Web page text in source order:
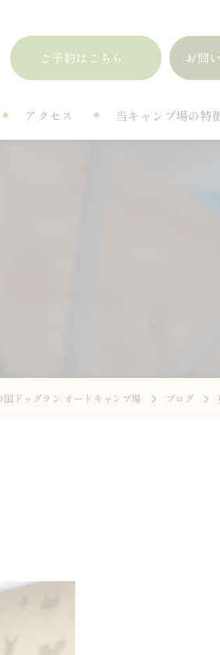
ご予約はこちら お問
アクセス 当キャンプ場の特
ドッグラン オートキャンプ場 ブログ